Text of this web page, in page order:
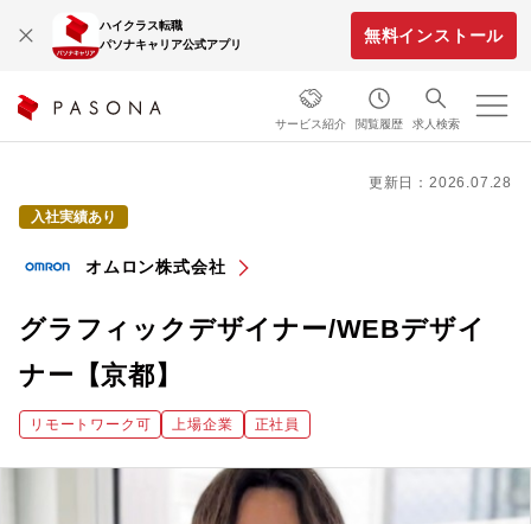
ハイクラス転職
パソナキャリア公式アプリ
無料インストール
サービス紹介 閲覧履歴 求人検索
更新日：2026.07.28
入社実績あり
オムロン株式会社
グラフィックデザイナー/WEBデザイ
ナー【京都】
リモートワーク可 上場企業 正社員